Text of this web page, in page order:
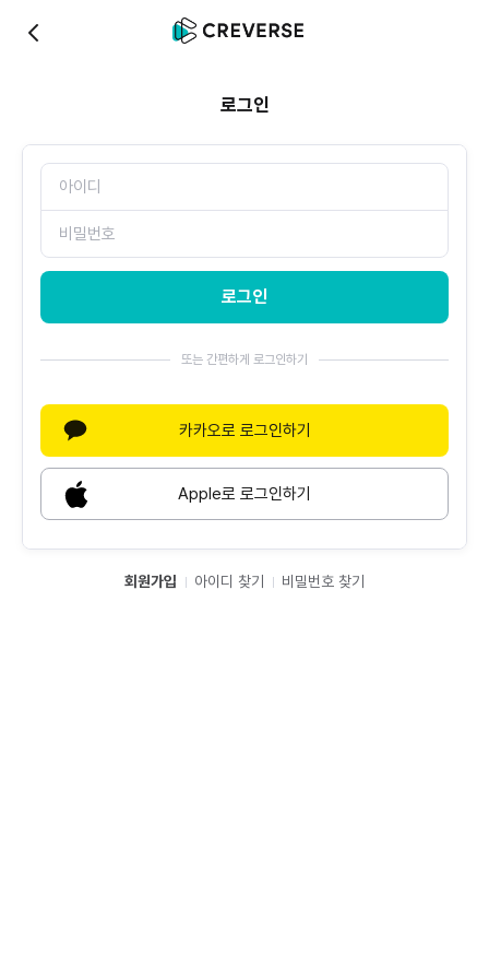
로그인
로그인
또는 간편하게 로그인하기
카카오로 로그인하기
Apple로 로그인하기
회원가입 아이디 찾기 비밀번호 찾기